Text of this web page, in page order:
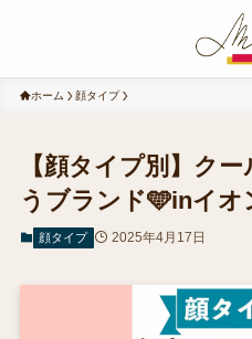
ホーム 顔タイプ
【顔タイプ別】ク
うブランド🩵inイオ
顔タイプ 2025年4月17日